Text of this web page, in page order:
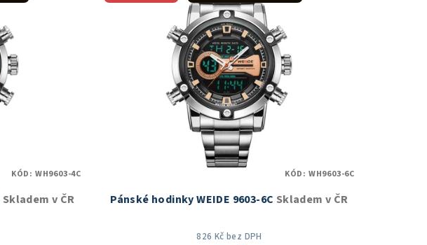
Skladem v ČR
KÓD: WH9603-4C
Pánské hodinky WEIDE 9603-6C Skladem v ČR
826 Kč bez DPH
KÓD: WH9603-6C